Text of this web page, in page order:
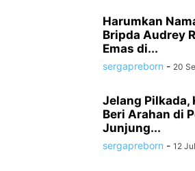
Harumkan
Bripda Audrey
Emas di...
sergapreborn - 20
Jelang Pilkada,
Beri Arahan di
Junjung...
sergapreborn - 12